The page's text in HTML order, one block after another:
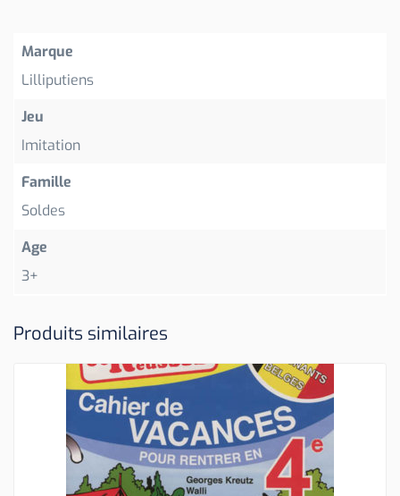
Marque
Lilliputiens
Jeu
Imitation
Famille
Soldes
Age
3+
Produits similaires